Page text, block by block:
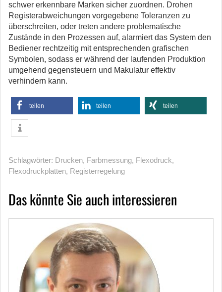
schwer erkennbare Marken sicher zuordnen. Drohen
Registerabweichungen vorgegebene Toleranzen zu
überschreiten, oder treten andere problematische
Zustände in den Prozessen auf, alarmiert das System den
Bediener rechtzeitig mit entsprechenden grafischen
Symbolen, sodass er während der laufenden Produktion
umgehend gegensteuern und Makulatur effektiv
verhindern kann.
teilen teilen teilen
Schlagwörter: Drucken, Farbmessung, Flexodruck,
Flexodruckplatten, Registerregelung
Das könnte Sie auch interessieren